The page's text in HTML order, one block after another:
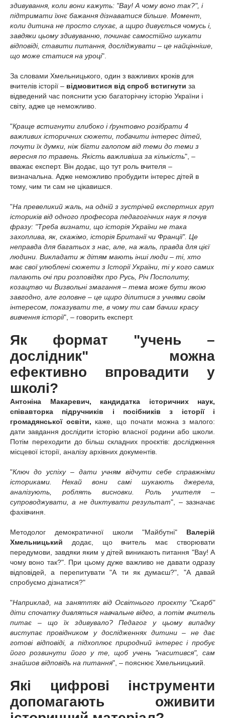
здивування, коли вони кажуть: "Вау! А чому воно так?", і
підтримати їхнє бажання дізнаватися більше. Момент,
коли дитина не просто слухає, а щиро дивується чомусь і,
завдяки цьому здивуванню, починає самостійно шукати
відповіді, ставити питання, досліджувати – це найцінніше,
що може статися на уроці".
За словами Хмельницького, один з важливих кроків для
вчителів історії – відмовитися від спроб встигнути за
відведений час пояснити усю багаторічну історію України і
світу, адже це неможливо.
"Краще встигнути глибоко і ґрунтовно розібрати 4
важливих історичних сюжети, побачити інтерес дітей,
почути їх думки, ніж бігти галопом від теми до теми з
вересня по травень. Якість важливіша за кількість", –
вважає експерт. Він додає, що тут роль вчителя –
визначальна. Адже неможливо пробудити інтерес дітей в
тому, чим ти сам не цікавишся.
"На превеликий жаль, на одній з зустрічей експертних груп
істориків від одного професора педагогічних наук я почув
фразу: "Треба визнати, що історія України не така
захоплива, як, скажімо, історія Британії чи Франції". Це
неправда для багатьох з нас, але, на жаль, правда для цієї
людини. Викладати ж дітям мають інші люди – ті, хто
має свої улюблені сюжети з Історії України, ті у кого самих
палають очі при розповідях про Русь, Річ Посполиту,
козацтво чи Визвольні змагання – тема може бути якою
завгодно, але головне – це щиро ділитися з учнями своїм
інтересом, показувати те, в чому ти сам бачиш красу
вивчення історії", – говорить експерт.
Як формат "учень –
дослідник" можна
ефективно впровадити у
школі?
Антоніна Макаревич, кандидатка історичних наук,
співавторка підручників і посібників з історії і
громадянської освіти, каже, що почати можна з малого:
дати завдання дослідити історію власної родини або школи.
Потім переходити до більш складних проєктів: дослідження
місцевої історії, аналізу архівних документів.
"Ключ до успіху – дати учням відчути себе справжніми
істориками. Нехай вони самі шукають джерела,
аналізують, роблять висновки. Роль учителя –
супроводжувати, а не диктувати результат", – зазначає
фахівчиня.
Методолог демократичної школи "Майбутні" Валерій
Хмельницький
додає, що
вчитель має створювати
передумови, завдяки яким у дітей виникають питання "Вау! А
чому воно так?". При цьому дуже важливо не давати одразу
відповідей, а перепитувати "А ти як думаєш?", "А давай
спробуємо дізнатися?"
"Наприклад, на заняттях від Освітнього проєкту "Скарб"
діти спочатку дивляться навчальне відео, а потім вчитель
питає – що їх здивувало? Педагог у цьому випадку
виступає провідником у дослідженнях дитини – не дає
готові відповіді, а підхоплює природний інтерес і пробує
його розвинути його у те, щоб учень "наситився", сам
знайшов відповідь на питання", – пояснює Хмельницький.
Які цифрові інструменти
допомагають оживити